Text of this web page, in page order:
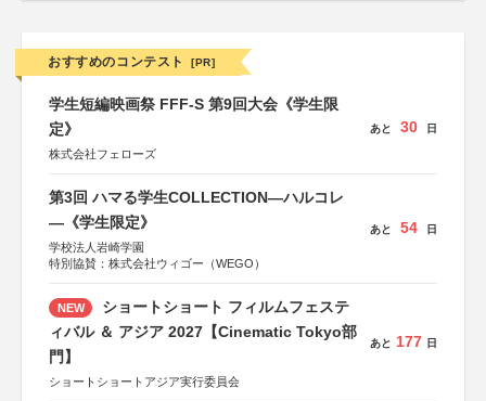
おすすめのコンテスト [PR]
学生短編映画祭 FFF-S 第9回大会《学生限
定》
株式会社フェローズ
あと 30 日
第3回 ハマる学生COLLECTION―ハルコレ
―《学生限定》
学校法人岩崎学園
特別協賛：株式会社ウィゴー（WEGO）
あと 54 日
NEW
ショートショート フィルムフェステ
ィバル ＆ アジア 2027【Cinematic Tokyo部
門】
ショートショートアジア実行委員会
あと 177 日